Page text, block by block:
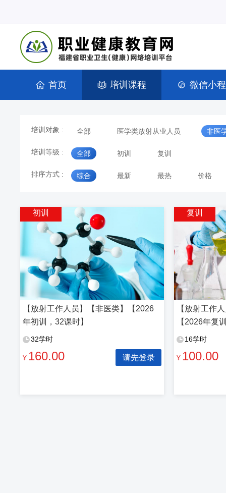
首页 培训课程 微信小
培训对象 : 全部 医学类放射从业人员 非医
培训等级 : 全部 初训 复训
排序方式 : 综合 最新 最热 价格
初训
【放射工作人员】【非医类】【2026
年初训，32课时】
32学时
¥ 160.00 请先登录
复训
【放射工作
【2026年复
16学时
¥ 100.00